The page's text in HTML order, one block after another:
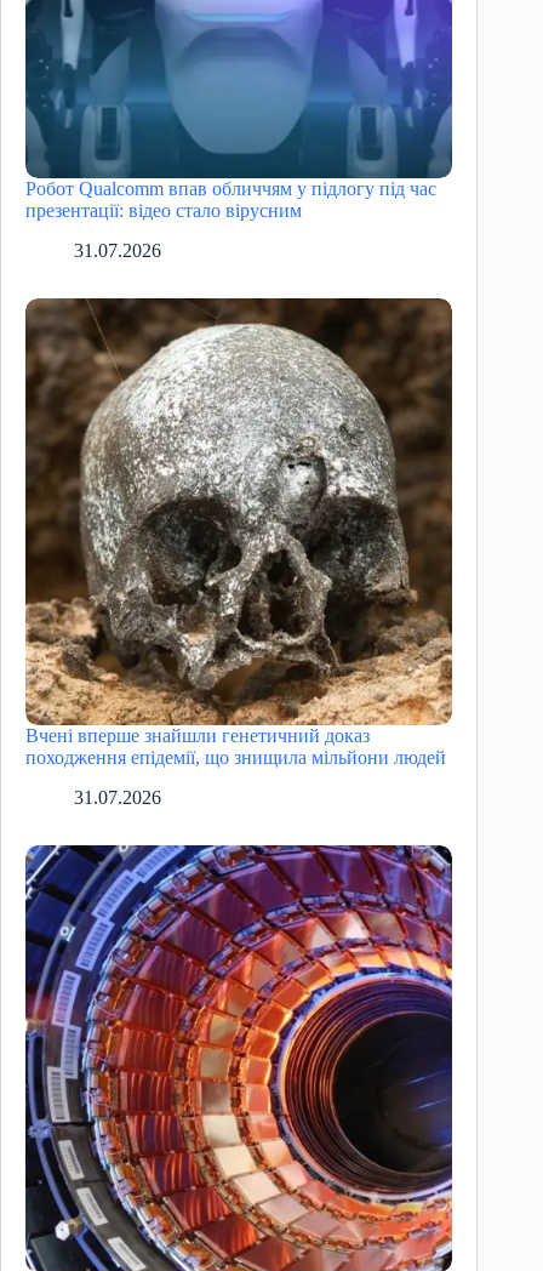
Робот Qualcomm впав обличчям у підлогу під час
презентації: відео стало вірусним
31.07.2026
Вчені вперше знайшли генетичний доказ
походження епідемії, що знищила мільйони людей
31.07.2026